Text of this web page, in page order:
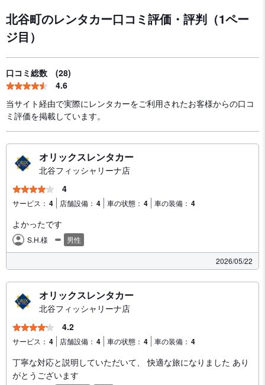
北谷町のレンタカー口コミ評価・評判（1ペー
ジ目）
口コミ総数
(28)
4.6
当サイト経由で実際にレンタカーをご利用されたお客様からの口コ
ミ評価を掲載しています。
オリックスレンタカー
北谷フィッシャリーナ店
4
サービス： 4 店舗設備： 4 車の状態： 4 車の装備： 4
よかったです
S.H.様 男性
2026/05/22
オリックスレンタカー
北谷フィッシャリーナ店
4.2
サービス： 4 店舗設備： 4 車の状態： 4 車の装備： 4
丁寧な対応と説明していただいて、 快適な旅になりました あり
がとうございます